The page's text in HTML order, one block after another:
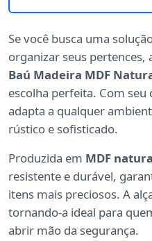
Se você busca uma
organizar seus pertences,
Baú Madeira MDF
escolha perfeita. Com seu
adapta a qualquer
rústico e sofisticado.
Produzida em MDF
resistente e durável,
itens mais preciosos. A
tornando-a ideal para
abrir mão da segurança.